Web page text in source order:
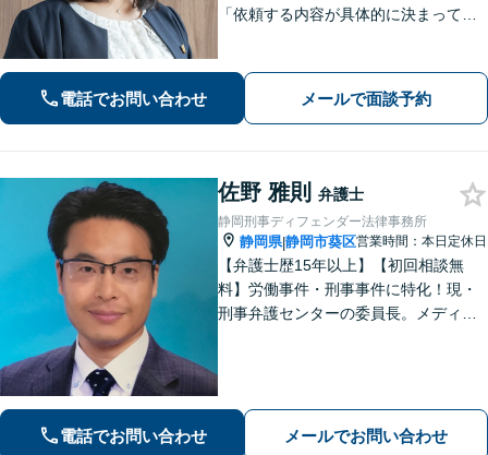
「依頼する内容が具体的に決まってい
い。相続遺言、離婚問題、交通事故、
借金問題、債権回収など【夜間休日応
電話でお問い合わせ メールで面談予約
佐野 雅則 弁護士
静岡刑事ディフェンダー法律事務所
静岡県|静岡市葵区営業時間：本日定休日
【弁護士歴15年以上】【初回相談無
料】労働事件・刑事事件に特化！現・
刑事弁護センターの委員長。メディア
す。地域密着型の法律事務所
電話でお問い合わせ メールでお問い合わせ